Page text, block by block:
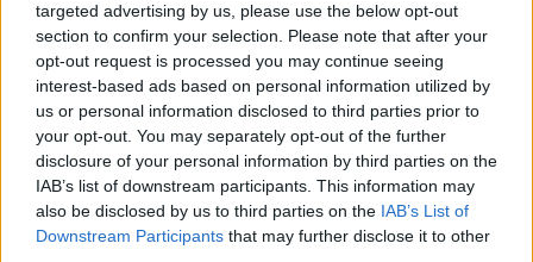
targeted advertising by us, please use the below opt-out
section to confirm your selection. Please note that after your
opt-out request is processed you may continue seeing
interest-based ads based on personal information utilized by
us or personal information disclosed to third parties prior to
your opt-out. You may separately opt-out of the further
disclosure of your personal information by third parties on the
IAB’s list of downstream participants. This information may
also be disclosed by us to third parties on the IAB’s List of
Downstream Participants that may further disclose it to other
az elsők között gördült pályára a kvalifikáció
kezdetén, mégis ugyanaz a bizonytalan ritmus
kísérte a körét, mint az egész hétvégéjét.
Hamilton ezúttal is messze volt az élmezőny
tempójától, ugyanis több mint hét tizeddel maradt
el Oscar Piastri 1:22.605-ös idejétől. Hamilton